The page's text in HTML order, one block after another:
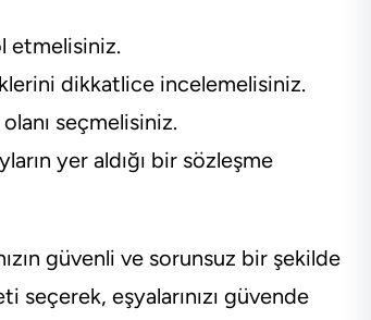
etmelisiniz.
dikkatlice incelemelisiniz.
olanı seçmelisiniz.
yer aldığı bir sözleşme
güvenli ve sorunsuz bir şekilde
seçerek, eşyalarınızı güvende